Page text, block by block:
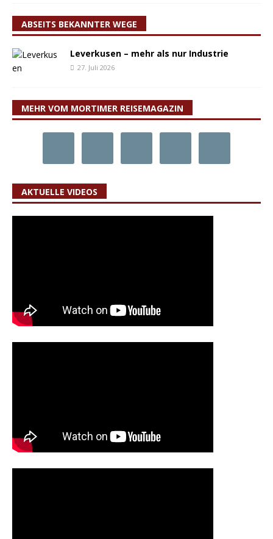
ABSEITS BEKANNTER WEGE
Leverkusen – mehr als nur Industrie
27. Juli 2026
MEHR VOM MORTIMER REISEMAGAZIN
AKTUELLE VIDEOS